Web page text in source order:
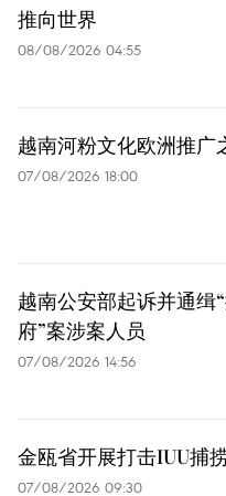
推向世界
08/08/2026 04:55
越南河粉文化欧洲推广
07/08/2026 18:00
越南公安部起诉并通缉
府”案涉案人员
07/08/2026 14:56
金瓯省开展打击IUU捕
07/08/2026 09:30